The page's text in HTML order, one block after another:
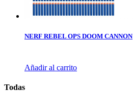
NERF REBEL OPS DOOM CANNON
Añadir al carrito
Todas